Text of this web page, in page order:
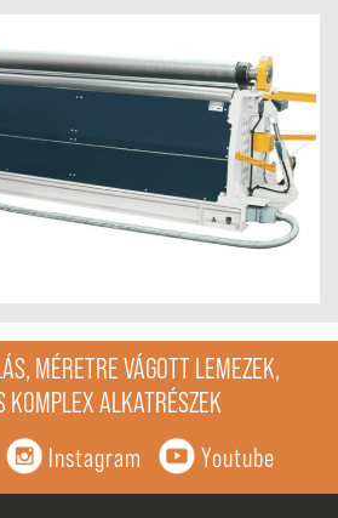
MÉRETRE VÁGOTT LEMEZEK,
KOMPLEX ALKATRÉSZEK
Instagram Youtube